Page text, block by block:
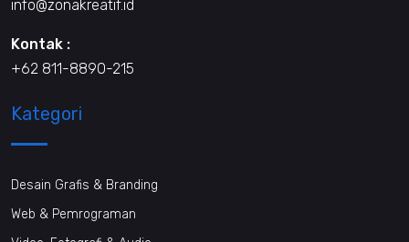
info@zonakreatif.id
Kontak :
+62 811-8890-215
Kategori
Desain Grafis & Branding
Web & Pemrograman